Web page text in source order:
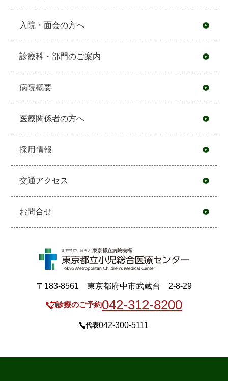
入院・面会の方へ
診療科・部門のご案内
病院概要
医療関係者の方へ
採用情報
交通アクセス
お問合せ
〒183-8561 東京都府中市武蔵台 2-8-29
診療のご予約042-312-8200
代表042-300-5111